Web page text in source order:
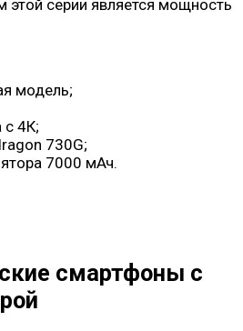
серии является мощность
модель;
с 4К;
730G;
7000 мАч.
смартфоны с